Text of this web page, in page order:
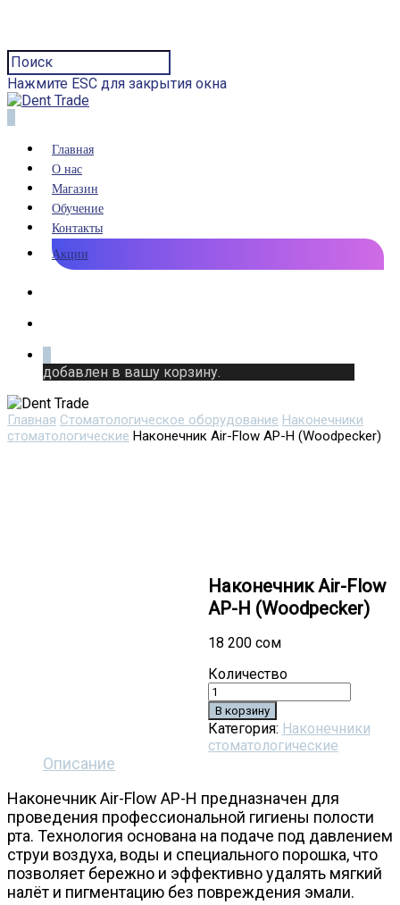
Нажмите ESC для закрытия окна
Главная
О нас
Магазин
Обучение
Контакты
Акции
добавлен в вашу корзину.
Главная Стоматологическое оборудование Наконечники
стоматологические Наконечник Air-Flow AP-H (Woodpecker)
Наконечник Air-Flow
AP-H (Woodpecker)
18 200 сом
Количество
В корзину
Категория: Наконечники
стоматологические
Описание
Наконечник Air-Flow AP-H предназначен для
проведения профессиональной гигиены полости
рта. Технология основана на подаче под давлением
струи воздуха, воды и специального порошка, что
позволяет бережно и эффективно удалять мягкий
налёт и пигментацию без повреждения эмали.